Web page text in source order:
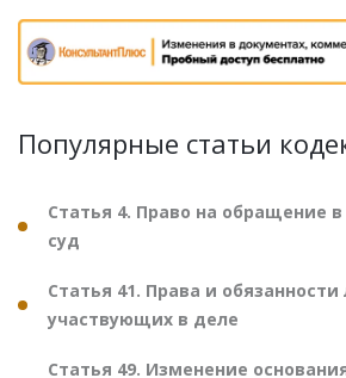
Популярные статьи
Статья 4. Право на обращение
суд
Статья 41. Права и обязанности
участвующих в деле
Статья 49. Изменение